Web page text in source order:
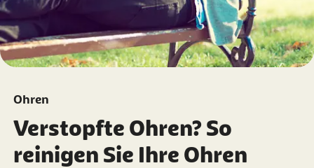
Ohren
Verstopfte Ohren? So
reinigen Sie Ihre Ohren